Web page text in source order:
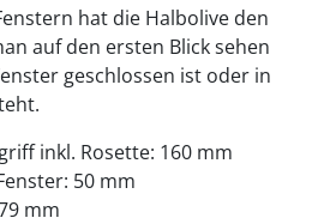
hat die Halbolive den
auf den ersten Blick sehen
geschlossen ist oder in
inkl. Rosette: 160 mm
50 mm
mm